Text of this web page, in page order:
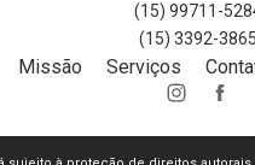
(15) 99711-
(15) 3392-3865
Missão Serviços